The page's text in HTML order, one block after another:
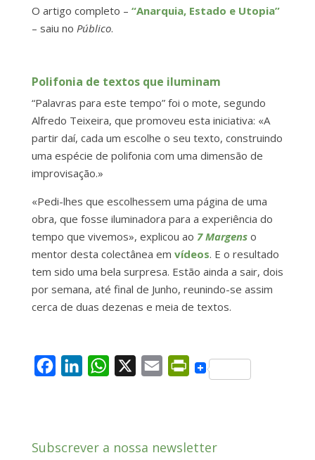
O artigo completo – “Anarquia, Estado e Utopia”
– saiu no Público.
Polifonia de textos que iluminam
“Palavras para este tempo” foi o mote, segundo
Alfredo Teixeira, que promoveu esta iniciativa: «A
partir daí, cada um escolhe o seu texto, construindo
uma espécie de polifonia com uma dimensão de
improvisação.»
«Pedi-lhes que escolhessem uma página de uma
obra, que fosse iluminadora para a experiência do
tempo que vivemos», explicou ao 7 Margenso
mentor desta colectânea em vídeos. E o resultado
tem sido uma bela surpresa. Estão ainda a sair, dois
por semana, até final de Junho, reunindo-se assim
cerca de duas dezenas e meia de textos.
b
e
W
s
l
P
t
Subscrever a nossa newsletter